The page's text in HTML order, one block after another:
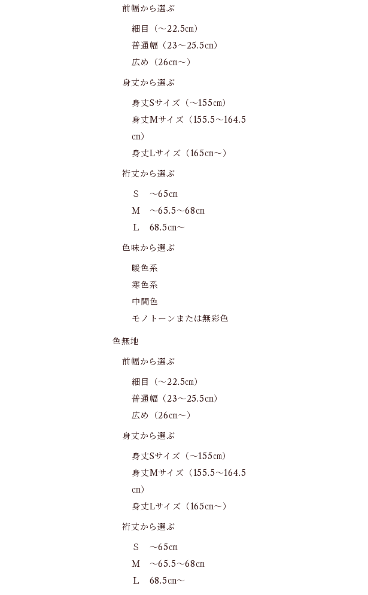
前幅から選ぶ
細目（～22.5㎝）
普通幅（23～25.5㎝）
広め（26㎝～）
身丈から選ぶ
身丈Sサイズ（～155㎝）
身丈Mサイズ（155.5～164.5
㎝）
身丈Lサイズ（165㎝～）
裄丈から選ぶ
Ｓ ～65㎝
Ｍ ～65.5～68㎝
Ｌ 68.5㎝～
色味から選ぶ
暖色系
寒色系
中間色
モノトーンまたは無彩色
色無地
前幅から選ぶ
細目（～22.5㎝）
普通幅（23～25.5㎝）
広め（26㎝～）
身丈から選ぶ
身丈Sサイズ（～155㎝）
身丈Mサイズ（155.5～164.5
㎝）
身丈Lサイズ（165㎝～）
裄丈から選ぶ
Ｓ ～65㎝
Ｍ ～65.5～68㎝
Ｌ 68.5㎝～